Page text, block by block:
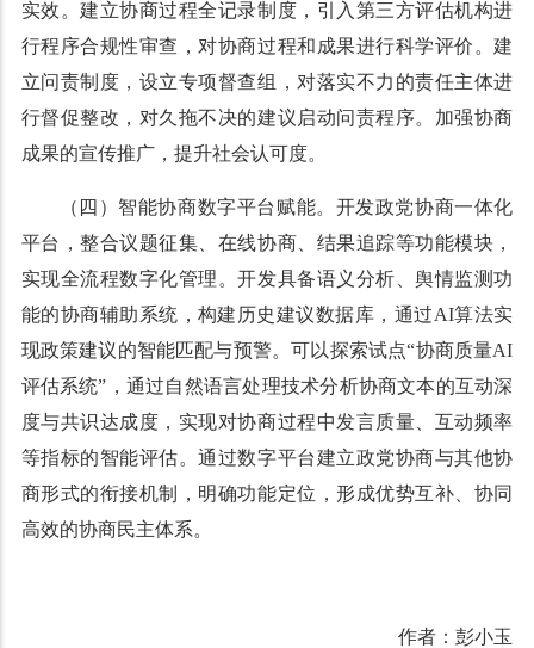
实效。建立协商过程全记录制度，引入第三方评估机构进
行程序合规性审查，对协商过程和成果进行科学评价。建
立问责制度，设立专项督查组，对落实不力的责任主体进
行督促整改，对久拖不决的建议启动问责程序。加强协商
成果的宣传推广，提升社会认可度。
（四）智能协商数字平台赋能。开发政党协商一体化
平台，整合议题征集、在线协商、结果追踪等功能模块，
实现全流程数字化管理。开发具备语义分析、舆情监测功
能的协商辅助系统，构建历史建议数据库，通过AI算法实
现政策建议的智能匹配与预警。可以探索试点“协商质量AI
评估系统”，通过自然语言处理技术分析协商文本的互动深
度与共识达成度，实现对协商过程中发言质量、互动频率
等指标的智能评估。通过数字平台建立政党协商与其他协
商形式的衔接机制，明确功能定位，形成优势互补、协同
高效的协商民主体系。
作者：彭小玉